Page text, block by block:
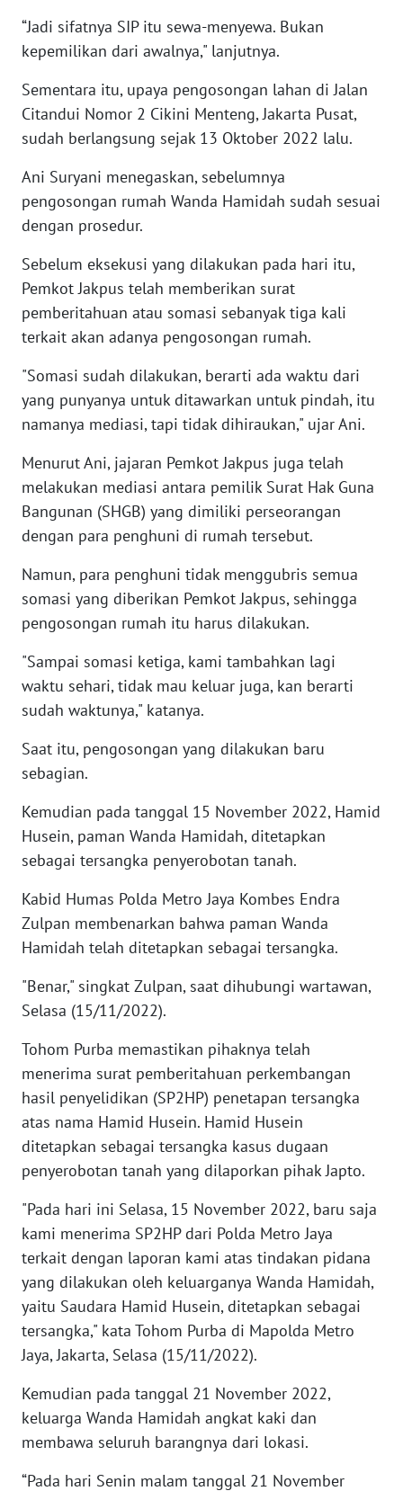
“Jadi sifatnya SIP itu sewa-menyewa. Bukan
kepemilikan dari awalnya," lanjutnya.
Sementara itu, upaya pengosongan lahan di Jalan
Citandui Nomor 2 Cikini Menteng, Jakarta Pusat,
sudah berlangsung sejak 13 Oktober 2022 lalu.
Ani Suryani menegaskan, sebelumnya
pengosongan rumah Wanda Hamidah sudah sesuai
dengan prosedur.
Sebelum eksekusi yang dilakukan pada hari itu,
Pemkot Jakpus telah memberikan surat
pemberitahuan atau somasi sebanyak tiga kali
terkait akan adanya pengosongan rumah.
"Somasi sudah dilakukan, berarti ada waktu dari
yang punyanya untuk ditawarkan untuk pindah, itu
namanya mediasi, tapi tidak dihiraukan," ujar Ani.
Menurut Ani, jajaran Pemkot Jakpus juga telah
melakukan mediasi antara pemilik Surat Hak Guna
Bangunan (SHGB) yang dimiliki perseorangan
dengan para penghuni di rumah tersebut.
Namun, para penghuni tidak menggubris semua
somasi yang diberikan Pemkot Jakpus, sehingga
pengosongan rumah itu harus dilakukan.
"Sampai somasi ketiga, kami tambahkan lagi
waktu sehari, tidak mau keluar juga, kan berarti
sudah waktunya," katanya.
Saat itu, pengosongan yang dilakukan baru
sebagian.
Kemudian pada tanggal 15 November 2022, Hamid
Husein, paman Wanda Hamidah, ditetapkan
sebagai tersangka penyerobotan tanah.
Kabid Humas Polda Metro Jaya Kombes Endra
Zulpan membenarkan bahwa paman Wanda
Hamidah telah ditetapkan sebagai tersangka.
"Benar," singkat Zulpan, saat dihubungi wartawan,
Selasa (15/11/2022).
Tohom Purba memastikan pihaknya telah
menerima surat pemberitahuan perkembangan
hasil penyelidikan (SP2HP) penetapan tersangka
atas nama Hamid Husein. Hamid Husein
ditetapkan sebagai tersangka kasus dugaan
penyerobotan tanah yang dilaporkan pihak Japto.
"Pada hari ini Selasa, 15 November 2022, baru saja
kami menerima SP2HP dari Polda Metro Jaya
terkait dengan laporan kami atas tindakan pidana
yang dilakukan oleh keluarganya Wanda Hamidah,
yaitu Saudara Hamid Husein, ditetapkan sebagai
tersangka," kata Tohom Purba di Mapolda Metro
Jaya, Jakarta, Selasa (15/11/2022).
Kemudian pada tanggal 21 November 2022,
keluarga Wanda Hamidah angkat kaki dan
membawa seluruh barangnya dari lokasi.
“Pada hari Senin malam tanggal 21 November
WN
TINGGI
WN
WN
KARAWANG
WN
BEKASI
WN
WN
DEPOK
WN
TAPANULI
UTARA
SAMOSIR
WN
LAWAS
WN
WN
WN
KEPULAUAN
WN
TANGERANG
WN
BINJAI
CIREBON
WN
INDRAMAYU
KUNINGAN
WN
MAJALENGKA
WN
SUBANG
WN
SUKABUMI
PURWAKARTA